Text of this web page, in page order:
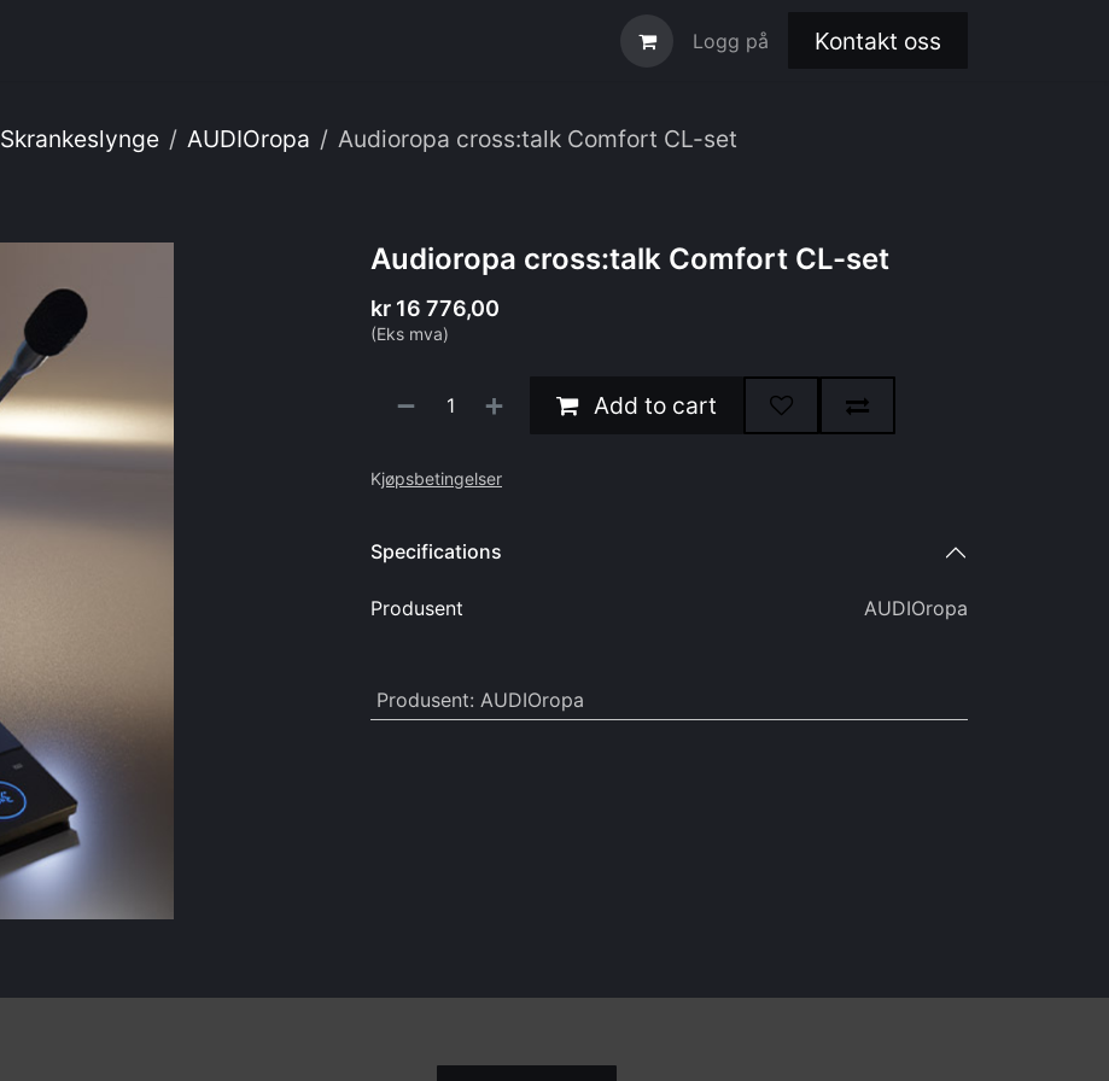
Logg på Kontakt oss
Skrankeslynge AUDIOropa Audioropa cross:talk Comfort CL-set
Audioropa cross:talk Comfort CL-set
kr 16 776,00
(Eks mva)
Add to cart
Kjøpsbetingelser
Specifications
Produsent AUDIOropa
Produsent: AUDIOropa